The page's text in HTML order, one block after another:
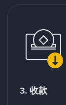
3. 收款